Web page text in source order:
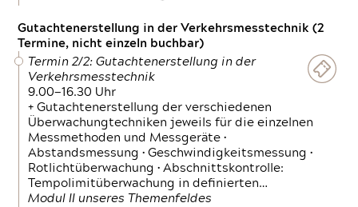
Gutachtenerstellung in der Verkehrsmesstechnik (2
Termine, nicht einzeln buchbar)
Termin 2/2: Gutachtenerstellung in der
Verkehrsmesstechnik
9.00—16.30 Uhr
+ Gutachtenerstellung der verschiedenen
Überwachungtechniken jeweils für die einzelnen
Messmethoden und Messgeräte •
Abstandsmessung • Geschwindigkeitsmessung •
Rotlichtüberwachung • Abschnittskontrolle:
Tempolimitüberwachung in definierten…
Modul II unseres Themenfeldes